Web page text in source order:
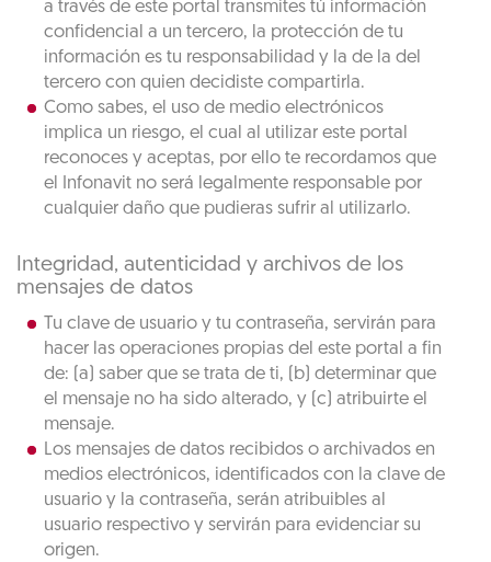
a través de este portal transmites tú información
confidencial a un tercero, la protección de tu
información es tu responsabilidad y la de la del
tercero con quien decidiste compartirla.
Como sabes, el uso de medio electrónicos
implica un riesgo, el cual al utilizar este portal
reconoces y aceptas, por ello te recordamos que
el Infonavit no será legalmente responsable por
cualquier daño que pudieras sufrir al utilizarlo.
Integridad, autenticidad y archivos de los
mensajes de datos
Tu clave de usuario y tu contraseña, servirán para
hacer las operaciones propias del este portal a fin
de: (a) saber que se trata de ti, (b) determinar que
el mensaje no ha sido alterado, y (c) atribuirte el
mensaje.
Los mensajes de datos recibidos o archivados en
medios electrónicos, identificados con la clave de
usuario y la contraseña, serán atribuibles al
usuario respectivo y servirán para evidenciar su
origen.